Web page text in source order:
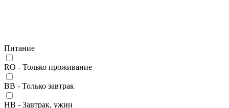
Питание
RO - Только проживание
BB - Только завтрак
HB - Завтрак, ужин